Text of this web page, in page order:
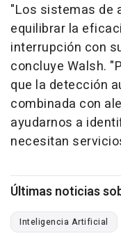
"Los sistemas de
equilibrar la
interrupción con
concluye Walsh.
que la detección
combinada con
ayudarnos a
necesitan
Últimas noticias
Inteligencia Artificial